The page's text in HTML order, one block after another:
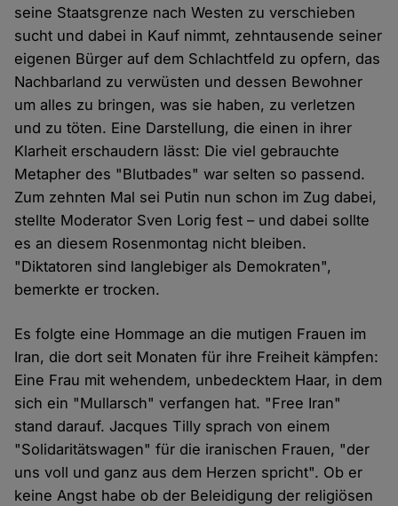
seine Staatsgrenze nach Westen zu verschieben
sucht und dabei in Kauf nimmt, zehntausende seiner
eigenen Bürger auf dem Schlachtfeld zu opfern, das
Nachbarland zu verwüsten und dessen Bewohner
um alles zu bringen, was sie haben, zu verletzen
und zu töten. Eine Darstellung, die einen in ihrer
Klarheit erschaudern lässt: Die viel gebrauchte
Metapher des "Blutbades" war selten so passend.
Zum zehnten Mal sei Putin nun schon im Zug dabei,
stellte Moderator Sven Lorig fest – und dabei sollte
es an diesem Rosenmontag nicht bleiben.
"Diktatoren sind langlebiger als Demokraten",
bemerkte er trocken.
Es folgte eine Hommage an die mutigen Frauen im
Iran, die dort seit Monaten für ihre Freiheit kämpfen:
Eine Frau mit wehendem, unbedecktem Haar, in dem
sich ein "Mullarsch" verfangen hat. "Free Iran"
stand darauf. Jacques Tilly sprach von einem
"Solidaritätswagen" für die iranischen Frauen, "der
uns voll und ganz aus dem Herzen spricht". Ob er
keine Angst habe ob der Beleidigung der religiösen